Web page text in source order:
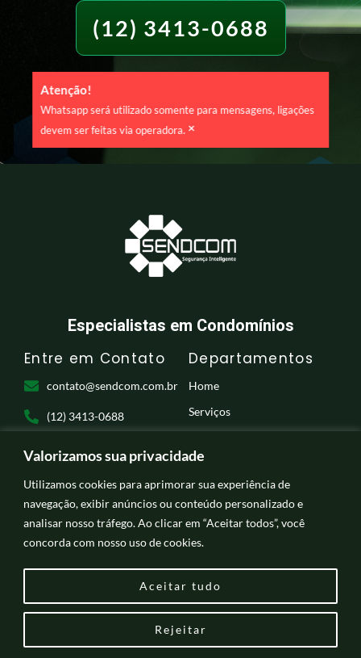
Valorizamos sua privacidade
Utilizamos cookies para aprimorar sua experiência de
navegação, exibir anúncios ou conteúdo personalizado e
analisar nosso tráfego. Ao clicar em “Aceitar todos”, você
concorda com nosso uso de cookies.
Rejeitar
Aceitar tudo
(12) 3413-0688
Atenção!
Whatsapp será utilizado somente para mensagens, ligações
devem ser feitas via operadora. ×
Especialistas em Condomínios
Entre em Contato
contato@sendcom.com.br
(12) 3413-0688
Oliveira, 353 - Centro,
Taubaté - SP, 12020-190
Departamentos
Home
Serviços
Contato
Trabalhe conosco
NOS SIGA
F
a
b
I
n
a
Y
o
u
Copyright © 2026 Sendcom | Powered by Sendcom